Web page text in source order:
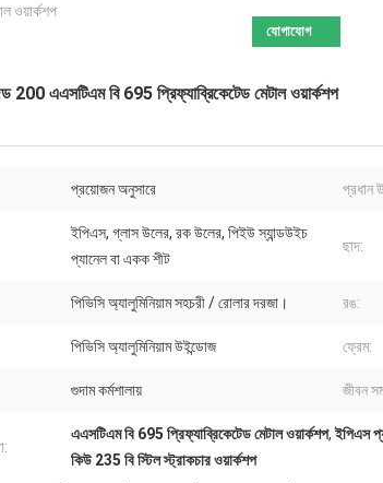
ওয়ার্কশপ
যোগাযোগ
200 এএসটিএম বি 695 প্রিফ্যাব্রিকেটেড মেটাল ওয়ার্কশপ
প্রয়োজন অনুসারে প্রধান
ইপিএস, গ্লাস উলের, রক উলের, পিইউ স্যান্ডউইচ
প্যানেল বা একক শীট
ছাদ:
পিভিসি অ্যালুমিনিয়াম সহচরী / রোলার দরজা। রঙ:
পিভিসি অ্যালুমিনিয়াম উইন্ডোজ ফ্রেম:
গুদাম কর্মশালায় জীবন
এএসটিএম বি 695 প্রিফ্যাব্রিকেটেড মেটাল ওয়ার্কশপ,ইপিএস
কিউ 235 বি স্টিল স্ট্রাকচার ওয়ার্কশপ